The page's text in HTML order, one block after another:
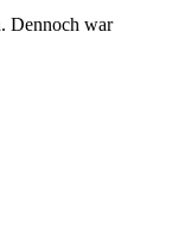
Dennoch war